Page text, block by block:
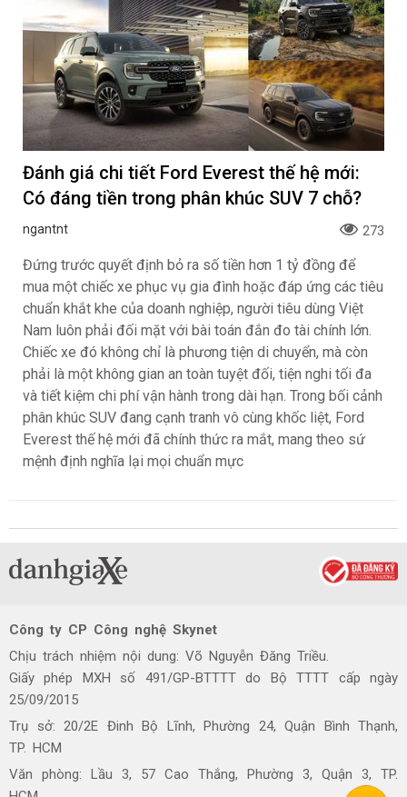
Đánh giá chi tiết Ford Everest thế hệ mới:
Có đáng tiền trong phân khúc SUV 7 chỗ?
ngantnt 273
Đứng trước quyết định bỏ ra số tiền hơn 1 tỷ đồng để
mua một chiếc xe phục vụ gia đình hoặc đáp ứng các tiêu
chuẩn khắt khe của doanh nghiệp, người tiêu dùng Việt
Nam luôn phải đối mặt với bài toán đắn đo tài chính lớn.
Chiếc xe đó không chỉ là phương tiện di chuyển, mà còn
phải là một không gian an toàn tuyệt đối, tiện nghi tối đa
và tiết kiệm chi phí vận hành trong dài hạn. Trong bối cảnh
phân khúc SUV đang cạnh tranh vô cùng khốc liệt, Ford
Everest thế hệ mới đã chính thức ra mắt, mang theo sứ
mệnh định nghĩa lại mọi chuẩn mực
Công ty CP Công nghệ Skynet
Chịu trách nhiệm nội dung: Võ Nguyễn Đăng Triều.
Giấy phép MXH số 491/GP-BTTTT do Bộ TTTT cấp ngày
25/09/2015
Trụ sở: 20/2E Đinh Bộ Lĩnh, Phường 24, Quận Bình Thạnh,
TP. HCM
Văn phòng: Lầu 3, 57 Cao Thắng, Phường 3, Quận 3, TP.